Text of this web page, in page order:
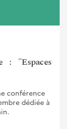
: "Espaces
conférence
dédiée à